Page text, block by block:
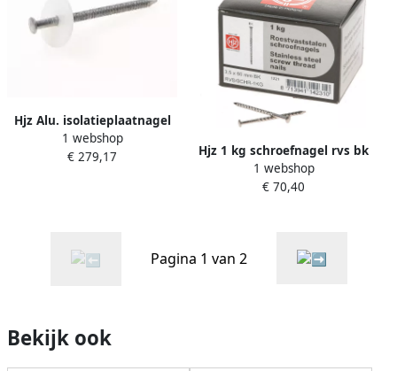
Hjz Alu. isolatieplaatnagel
70x4.5
1 webshop
€ 279,17
Hjz 1 kg schroefnagel rvs bk
3.5x60mm
1 webshop
€ 70,40
Pagina 1 van 2
Bekijk ook